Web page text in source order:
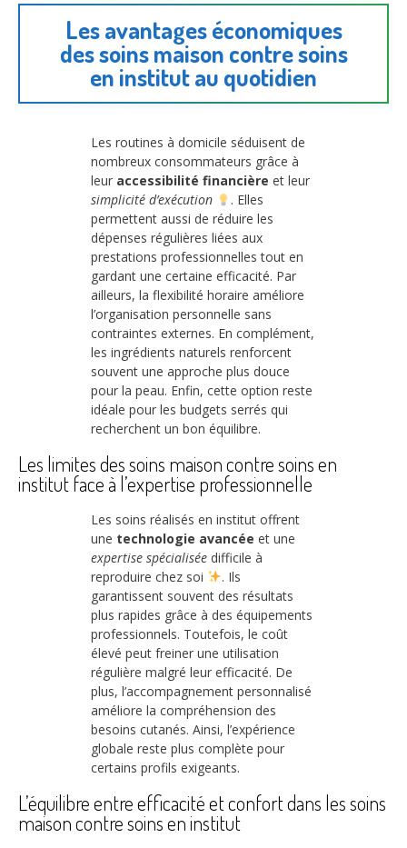
Les avantages économiques
des soins maison contre soins
en institut au quotidien
Les routines à domicile séduisent de
nombreux consommateurs grâce à
leur accessibilité financière et leur
simplicité d’exécution
. Elles
permettent aussi de réduire les
dépenses régulières liées aux
prestations professionnelles tout en
gardant une certaine efficacité. Par
ailleurs, la flexibilité horaire améliore
l’organisation personnelle sans
contraintes externes. En complément,
les ingrédients naturels renforcent
souvent une approche plus douce
pour la peau. Enfin, cette option reste
idéale pour les budgets serrés qui
recherchent un bon équilibre.
Les limites des soins maison contre soins en
institut face à l’expertise professionnelle
Les soins réalisés en institut offrent
une technologie avancée et une
expertise spécialisée difficile à
reproduire chez soi
. Ils
garantissent souvent des résultats
plus rapides grâce à des équipements
professionnels. Toutefois, le coût
élevé peut freiner une utilisation
régulière malgré leur efficacité. De
plus, l’accompagnement personnalisé
améliore la compréhension des
besoins cutanés. Ainsi, l’expérience
globale reste plus complète pour
certains profils exigeants.
L’équilibre entre efficacité et confort dans les soins
maison contre soins en institut